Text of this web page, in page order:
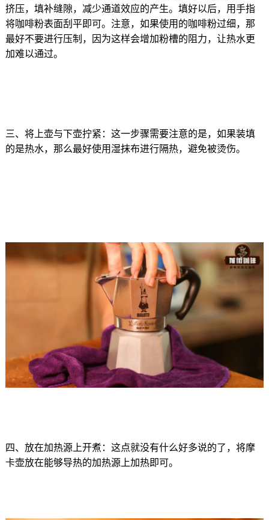
挤压，填补缝隙，减少通道效应的产生。填好以后，用手指
将咖啡粉表面刮平即可。注意，如果使用的咖啡粉过细，那
最好不要进行压制，因为这样会增加粉槽的阻力，让热水更
加难以通过。
三、将上壶与下壶拧紧：这一步骤需要注意的是，如果装填
的是热水，那么最好使用湿抹布进行隔热，避免被烫伤。
四、放在加热源上开煮：这点就没有什么好多说的了，将摩
卡壶放在能够导热的加热源上加热即可。